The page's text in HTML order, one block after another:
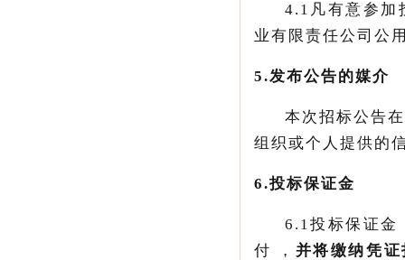
4.1 凡有意参加
业有限责任公司公用
5.发布公告的媒介
本次招标公告在
组织或个人提供的信
6.投标保证金
6.1投标保证金
付， 并将缴纳凭